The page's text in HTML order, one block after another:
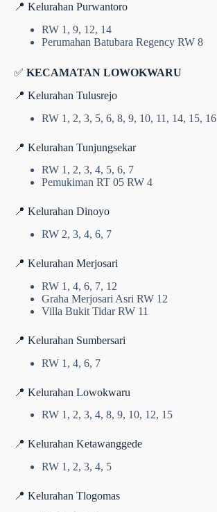
📍 Kelurahan Purwantoro
RW 1, 9, 12, 14
Perumahan Batubara Regency RW 8
✅ KECAMATAN LOWOKWARU
📍 Kelurahan Tulusrejo
RW 1, 2, 3, 5, 6, 8, 9, 10, 11, 14, 15, 16
📍 Kelurahan Tunjungsekar
RW 1, 2, 3, 4, 5, 6, 7
Pemukiman RT 05 RW 4
📍 Kelurahan Dinoyo
RW 2, 3, 4, 6, 7
📍 Kelurahan Merjosari
RW 1, 4, 6, 7, 12
Graha Merjosari Asri RW 12
Villa Bukit Tidar RW 11
📍 Kelurahan Sumbersari
RW 1, 4, 6, 7
📍 Kelurahan Lowokwaru
RW 1, 2, 3, 4, 8, 9, 10, 12, 15
📍 Kelurahan Ketawanggede
RW 1, 2, 3, 4, 5
📍 Kelurahan Tlogomas